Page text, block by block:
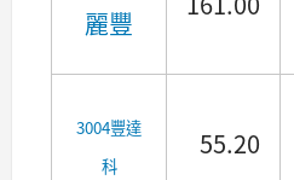
麗豐
3004豐達
科
55.20